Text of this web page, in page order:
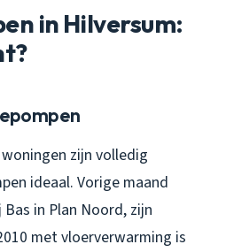
in Hilversum:
zijn volledig
ideaal. Vorige maand
in Plan Noord, zijn
met vloerverwarming is